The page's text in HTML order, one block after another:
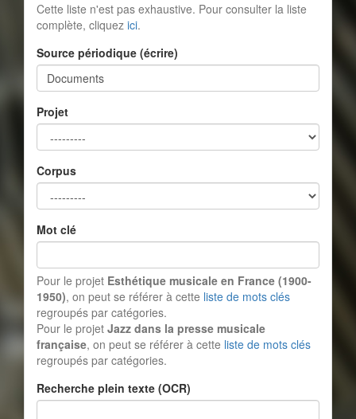
Cette liste n'est pas exhaustive. Pour consulter la liste
complète, cliquez ici.
Source périodique (écrire)
Projet
Corpus
Mot clé
Pour le projet Esthétique musicale en France (1900-
1950), on peut se référer à cette liste de mots clés
regroupés par catégories.
Pour le projet Jazz dans la presse musicale
française, on peut se référer à cette liste de mots clés
regroupés par catégories.
Recherche plein texte (OCR)